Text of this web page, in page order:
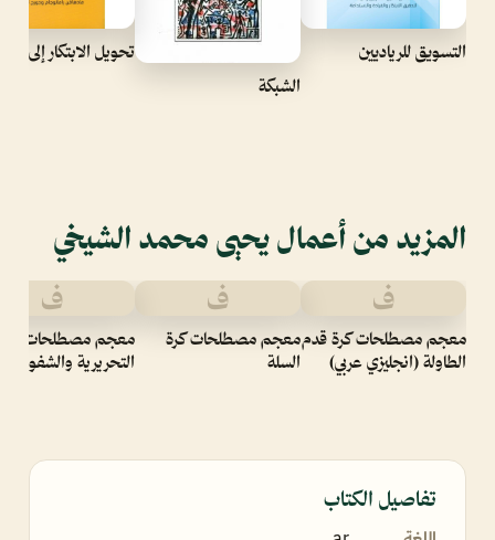
التسويق للرياديين
الشبكة
تحويل الابتكار إلى
المزيد من أعمال يحيى محمد الشيخي
ف
معجم مصطلحات كرة قدم
الطاولة (انجليزي عربي)
ف
معجم مصطلحات كرة
السلة
ف
معجم مصطلحات
التحريرية والشفوية
تفاصيل الكتاب